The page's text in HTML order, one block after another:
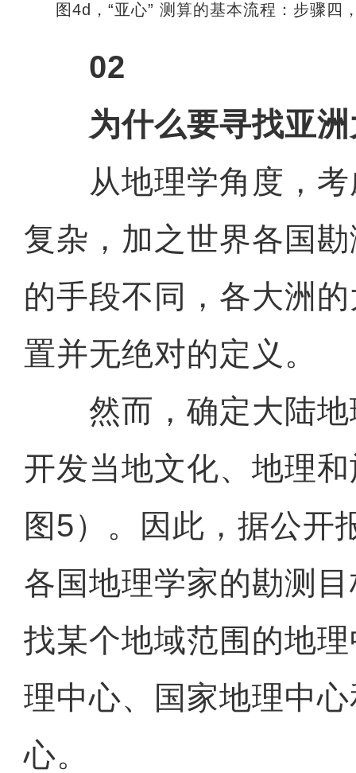
图4d，“亚心” 测算的基本流程：步骤四
02
为什么要寻找亚
从地理学角度，考
复杂，加之世界各国
的手段不同，各大洲
置并无绝对的定义。
然而，确定大陆地
开发当地文化、地理
图5）。因此，据公开
各国地理学家的勘测
找某个地域范围的地
理中心、国家地理中
心。